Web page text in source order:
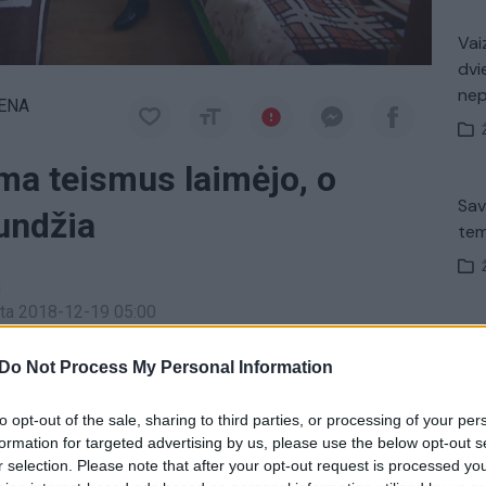
Do Not Process My Personal Information
opt-out of the sale, sharing to third parties, or processing of your
for targeted advertising by us, please use the below opt-out
selection. Please note that after your opt-out request is processed
teismus laimėjo, o
2018-12-19 05:00
antradienį nuo 21:00 val. per „Lietuvos ryto“
Rūta Janutienė tik Lrytas.TV